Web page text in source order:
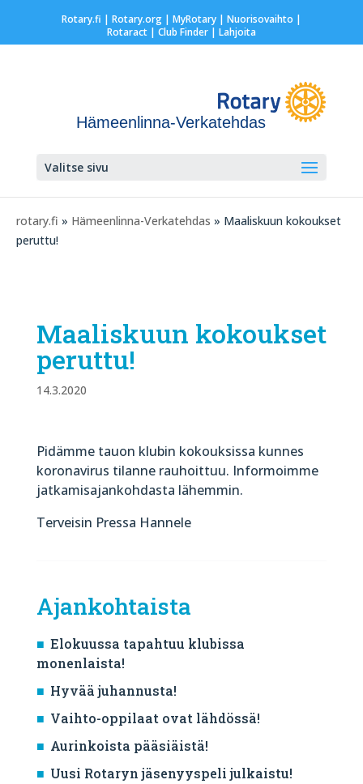
Rotary.fi | Rotary.org| MyRotary | Nuorisovaihto |
Rotaract| Club Finder| Lahjoita
Hämeenlinna-Verkatehdas
Valitse sivu
rotary.fi » Hämeenlinna-Verkatehdas » Maaliskuun kokoukset
peruttu!
Maaliskuun kokoukset
peruttu!
14.3.2020
Pidämme tauon klubin kokouksissa kunnes
koronavirus tilanne rauhoittuu. Informoimme
jatkamisajankohdasta lähemmin.
Terveisin Pressa Hannele
Ajankohtaista
Elokuussa tapahtuu klubissa
monenlaista!
Hyvää juhannusta!
Vaihto-oppilaat ovat lähdössä!
Aurinkoista pääsiäistä!
Uusi Rotaryn jäsenyyspeli julkaistu!